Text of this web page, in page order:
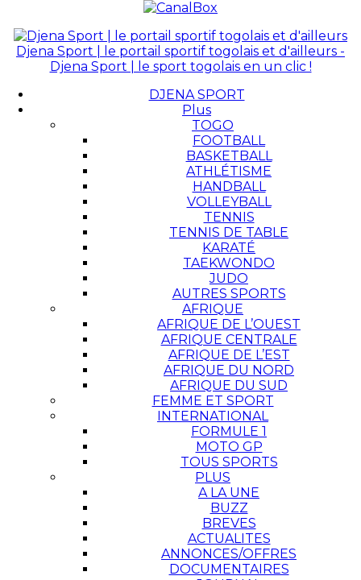
Djena Sport | le portail sportif togolais et d'ailleurs -
Djena Sport | le sport togolais en un clic !
DJENA SPORT
Plus
TOGO
FOOTBALL
BASKETBALL
ATHLÉTISME
HANDBALL
VOLLEYBALL
TENNIS
TENNIS DE TABLE
KARATÉ
TAEKWONDO
JUDO
AUTRES SPORTS
AFRIQUE
AFRIQUE DE L’OUEST
AFRIQUE CENTRALE
AFRIQUE DE L’EST
AFRIQUE DU NORD
AFRIQUE DU SUD
FEMME ET SPORT
INTERNATIONAL
FORMULE 1
MOTO GP
TOUS SPORTS
PLUS
A LA UNE
BUZZ
BREVES
ACTUALITES
ANNONCES/OFFRES
DOCUMENTAIRES